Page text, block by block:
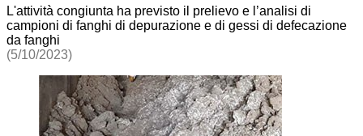
L'attività congiunta ha previsto il prelievo e l’analisi di
campioni di fanghi di depurazione e di gessi di defecazione
da fanghi
(5/10/2023)